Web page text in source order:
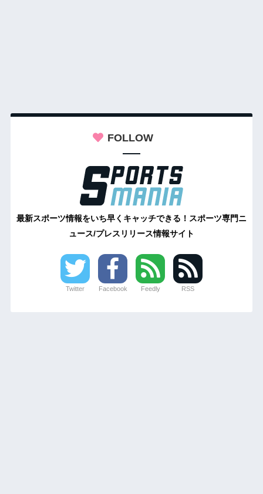
FOLLOW
最新スポーツ情報をいち早くキャッチできる！スポーツ専門ニ
ュース/プレスリリース情報サイト
Twitter Facebook Feedly RSS